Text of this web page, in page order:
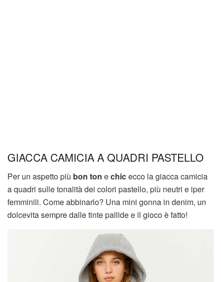
GIACCA CAMICIA A QUADRI PASTELLO
Per un aspetto più bon ton echicecco la giacca camicia
a quadri sulle tonalità dei colori pastello, più neutri e iper
femminili. Come abbinarlo? Una mini gonna in denim, un
dolcevita sempre dalle tinte pallide e il gioco è fatto!